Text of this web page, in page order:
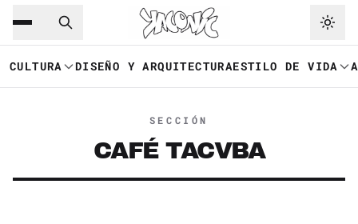
Saltar al contenido principal
CULTURA DISEÑO Y ARQUITECTURAESTILO DE VIDA
SECCIÓN
CAFÉ TACVBA